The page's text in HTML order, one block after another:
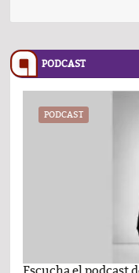
PODCAST
PODCAST